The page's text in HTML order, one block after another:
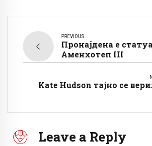
PREVIOUS
Пронајдена е
Аменхотеп III
Kate Hudson тајно се
Leave a Reply